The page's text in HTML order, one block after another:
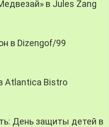
в Jules Zang
в Dizengof/99
Atlantica Bistro
День защиты детей в